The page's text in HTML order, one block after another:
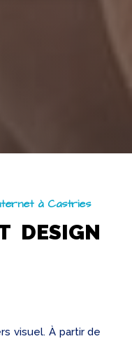
à Castries
DESIGN
visuel. À partir de